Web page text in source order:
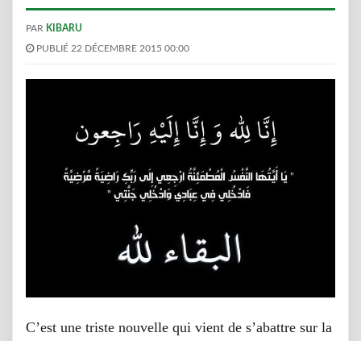
PAR KIBARU
PUBLIÉ 22 DÉCEMBRE 2015 00:00
C’est une triste nouvelle qui vient de s’abattre sur la